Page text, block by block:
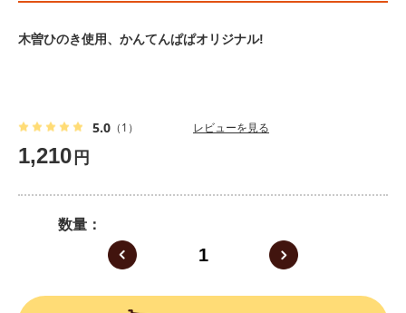
木曽ひのき使用、かんてんぱぱオリジナル!
5.0 （1） レビューを見る
1,210 円
数量